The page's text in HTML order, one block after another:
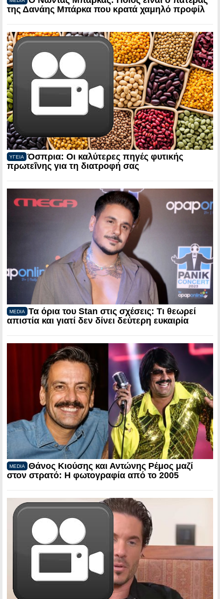
της Δανάης Μπάρκα που κρατά χαμηλό προφίλ
ΥΓΕΙΑ
Όσπρια: Οι καλύτερες πηγές φυτικής
πρωτεΐνης για τη διατροφή σας
MEDIA
Τα όρια του Stan στις σχέσεις: Τι θεωρεί
απιστία και γιατί δεν δίνει δεύτερη ευκαιρία
MEDIA
Θάνος Κιούσης και Αντώνης Ρέμος μαζί
στον στρατό: Η φωτογραφία από το 2005